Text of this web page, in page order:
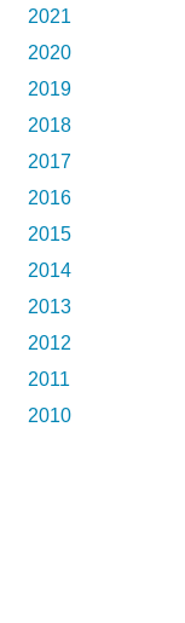
2021
2020
2019
2018
2017
2016
2015
2014
2013
2012
2011
2010